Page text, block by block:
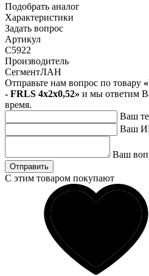
Подобрать аналог
Характеристики
Задать вопрос
Артикул
С5922
Производитель
СегментЛАН
Отправьте нам вопрос по товару
- FRLS 4х2х0,52» и мы ответим
время.
Ваш
Ваш
Ваш
Отправить
С этим товаром покупают